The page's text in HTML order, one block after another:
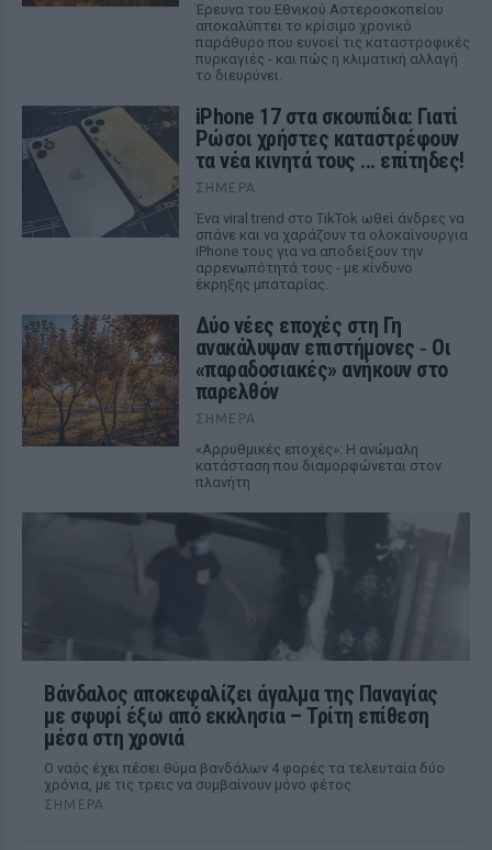
Έρευνα του Εθνικού Αστεροσκοπείου
αποκαλύπτει το κρίσιμο χρονικό
παράθυρο που ευνοεί τις καταστροφικές
πυρκαγιές - και πώς η κλιματική αλλαγή
το διευρύνει.
iPhone 17 στα σκουπίδια: Γιατί
Ρώσοι χρήστες καταστρέφουν
τα νέα κινητά τους ... επίτηδες!
ΣΉΜΕΡΑ
Ένα viral trend στο TikTok ωθεί άνδρες να
σπάνε και να χαράζουν τα ολοκαίνουργια
iPhone τους για να αποδείξουν την
αρρενωπότητά τους - με κίνδυνο
έκρηξης μπαταρίας.
Δύο νέες εποχές στη Γη
ανακάλυψαν επιστήμονες ‑ Oι
«παραδοσιακές» ανήκουν στο
παρελθόν
ΣΉΜΕΡΑ
«Αρρυθμικές εποχές»: Η ανώμαλη
κατάσταση που διαμορφώνεται στον
πλανήτη
Βάνδαλος αποκεφαλίζει άγαλμα της Παναγίας
με σφυρί έξω από εκκλησία – Τρίτη επίθεση
μέσα στη χρονιά
Ο ναός έχει πέσει θύμα βανδάλων 4 φορές τα τελευταία δύο
χρόνια, με τις τρεις να συμβαίνουν μόνο φέτος
ΣΉΜΕΡΑ